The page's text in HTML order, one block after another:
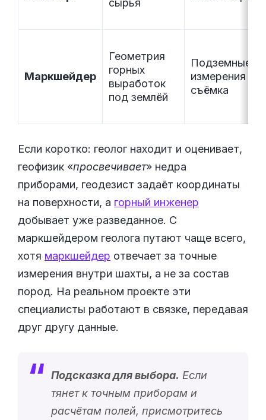
сырья
Маркшейдер
Геометрия
горных
выработок
под землёй
Подземные
измерения и
съёмка
Если коротко: геолог находит и оценивает,
геофизик «просвечивает» недра
приборами, геодезист задаёт координаты
на поверхности, а горный инженер
добывает уже разведанное. С
маркшейдером геолога путают чаще всего,
хотя маркшейдер отвечает за точные
измерения внутри шахты, а не за состав
пород. На реальном проекте эти
специалисты работают в связке, передавая
друг другу данные.
Подсказка для выбора. Если
тянет к точным приборам и
расчётам полей, присмотритесь